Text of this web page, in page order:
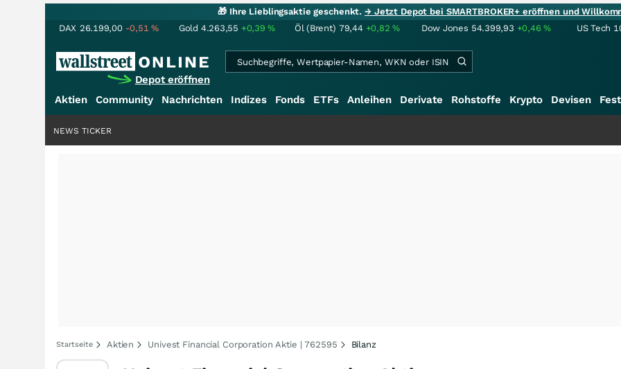
🎁 Ihre Lieblingsaktie geschenkt.→ Jetzt Depot bei SMARTBROKER+ eröffnen und
DAX 26.199,00 -0,51% Gold 4.263,55 +0,39% Öl (Brent) 79,44 +0,82% Dow Jones 54.399,93 +0,46% US Tech
Depot eröffnen
Aktien Community Nachrichten Indizes Fonds ETFs Anleihen Derivate Rohstoffe Krypto Devisen
NEWS TICKER
Startseite Aktien Univest Financial Corporation Aktie | 762595 Bilanz